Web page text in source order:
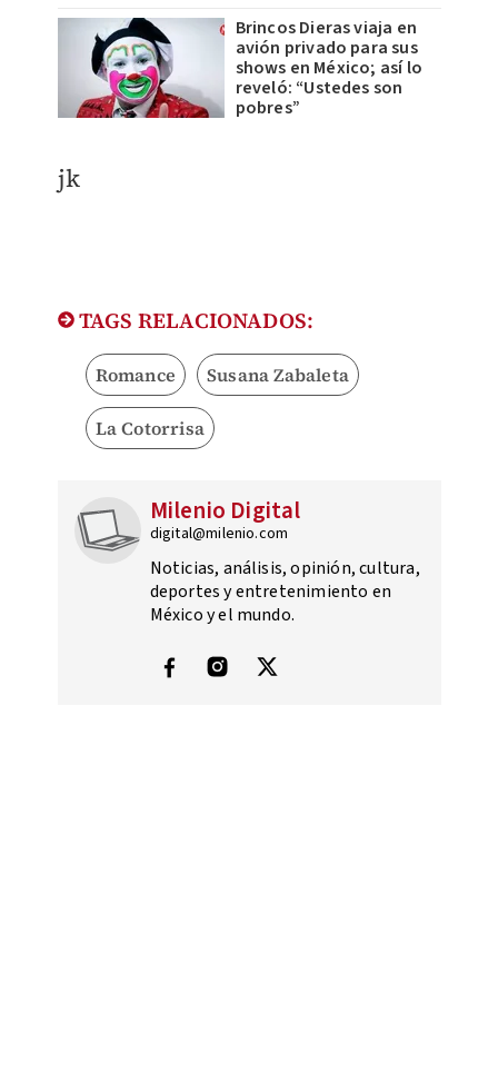
Brincos Dieras viaja en
avión privado para sus
shows en México; así lo
reveló: “Ustedes son
pobres”
jk
TAGS RELACIONADOS:
Romance Susana Zabaleta
La Cotorrisa
Milenio Digital
digital@milenio.com
Noticias, análisis, opinión, cultura,
deportes y entretenimiento en
México y el mundo.